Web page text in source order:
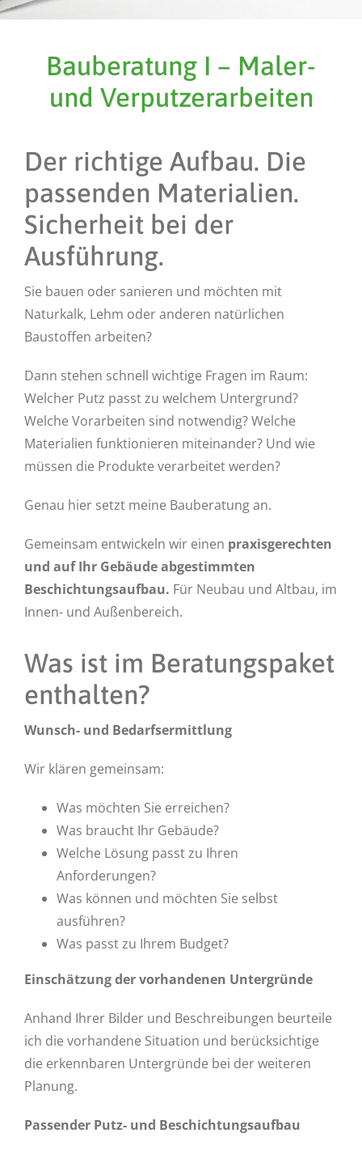
Bauberatung I – Maler-
und Verputzerarbeiten
Der richtige Aufbau. Die
passenden Materialien.
Sicherheit bei der
Ausführung.
Sie bauen oder sanieren und möchten mit
Naturkalk, Lehm oder anderen natürlichen
Baustoffen arbeiten?
Dann stehen schnell wichtige Fragen im Raum:
Welcher Putz passt zu welchem Untergrund?
Welche Vorarbeiten sind notwendig? Welche
Materialien funktionieren miteinander? Und wie
müssen die Produkte verarbeitet werden?
Genau hier setzt meine Bauberatung an.
Gemeinsam entwickeln wir einen praxisgerechten
und auf Ihr Gebäude abgestimmten
Beschichtungsaufbau. Für Neubau und Altbau, im
Innen- und Außenbereich.
Was ist im Beratungspaket
enthalten?
Wunsch- und Bedarfsermittlung
Wir klären gemeinsam:
Was möchten Sie erreichen?
Was braucht Ihr Gebäude?
Welche Lösung passt zu Ihren
Anforderungen?
Was können und möchten Sie selbst
ausführen?
Was passt zu Ihrem Budget?
Einschätzung der vorhandenen Untergründe
Anhand Ihrer Bilder und Beschreibungen beurteile
ich die vorhandene Situation und berücksichtige
die erkennbaren Untergründe bei der weiteren
Planung.
Passender Putz- und Beschichtungsaufbau